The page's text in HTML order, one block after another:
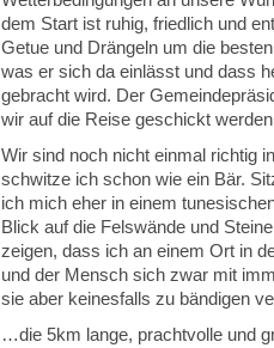
dem Start ist ruhig, friedlich und
Getue und Drängeln um die
was er sich da einlässt und dass
gebracht wird. Der
wir auf die Reise geschickt
Wir sind noch nicht einmal richtig
schwitze ich schon wie ein Bär.
ich mich eher in einem
Blick auf die Felswände und
zeigen, dass ich an einem Ort in
und der Mensch sich zwar mit
sie aber keinesfalls zu bändigen
…die 5km lange, prachtvolle und